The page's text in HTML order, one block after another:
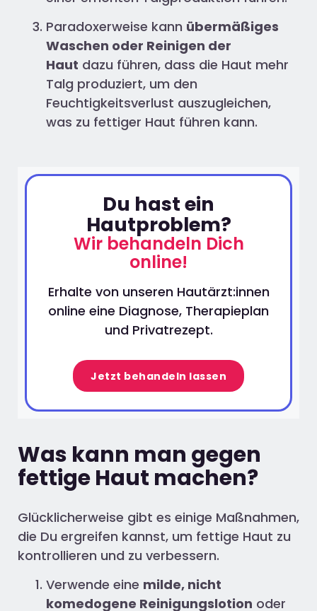
Paradoxerweise kann übermäßiges
Waschen oder Reinigen der
Haut dazu führen, dass die Haut mehr
Talg produziert, um den
Feuchtigkeitsverlust auszugleichen,
was zu fettiger Haut führen kann.
Du hast ein
Hautproblem?
Wir behandeln Dich
online!
Erhalte von unseren Hautärzt:innen
online eine Diagnose, Therapieplan
und Privatrezept.
Jetzt behandeln lassen
Was kann man gegen
fettige Haut machen?
Glücklicherweise gibt es einige Maßnahmen,
die Du ergreifen kannst, um fettige Haut zu
kontrollieren und zu verbessern.
Verwende eine milde, nicht
komedogene Reinigungslotion oder